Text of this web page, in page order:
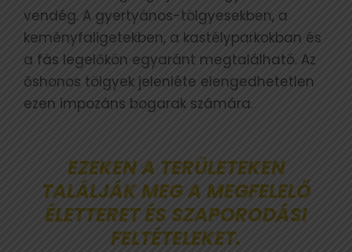
vendég. A gyertyános-tölgyesekben, a
keményfaligetekben, a kastélyparkokban és
a fás legelőkön egyaránt megtalálható. Az
őshonos tölgyek jelenléte elengedhetetlen
ezen impozáns bogarak számára.
EZEKEN A TERÜLETEKEN
TALÁLJÁK MEG A MEGFELELŐ
ÉLETTERET ÉS SZAPORODÁSI
FELTÉTELEKET.